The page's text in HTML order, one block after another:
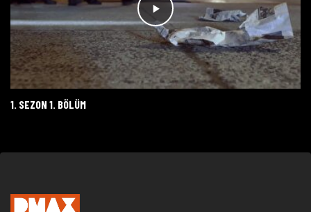
1. SEZON 1. BÖLÜM